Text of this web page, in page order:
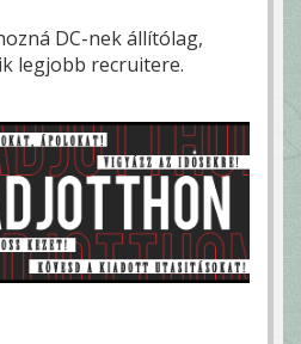
DC-nek állítólag,
legjobb recruitere.